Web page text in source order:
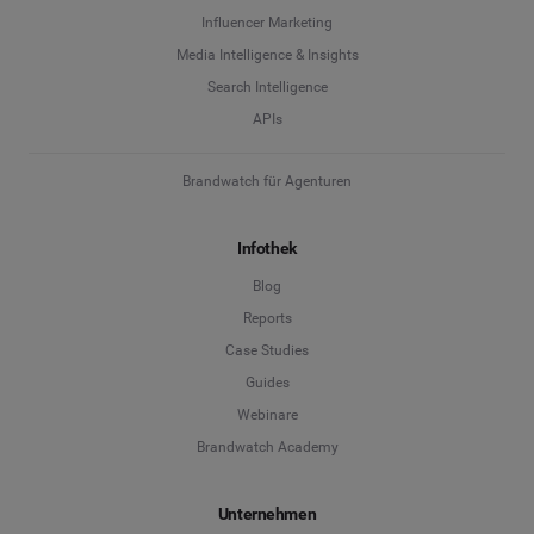
Influencer Marketing
Media Intelligence & Insights
Search Intelligence
APIs
Brandwatch für Agenturen
Infothek
Blog
Reports
Case Studies
Guides
Webinare
Brandwatch Academy
Unternehmen